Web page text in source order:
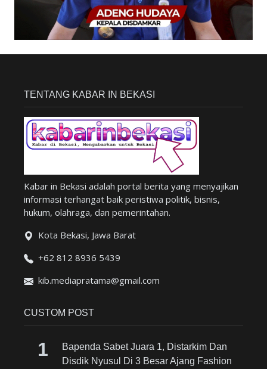
TENTANG KABAR IN BEKASI
Kabar in Bekasi adalah portal berita yang menyajikan
informasi terhangat baik peristiwa politik, bisnis,
hukum, olahraga, dan pemerintahan.
Kota Bekasi, Jawa Barat
+62 812 8936 5439
kib.mediapratama@gmail.com
CUSTOM POST
Bapenda Sabet Juara 1, Distarkim Dan
Disdik Nyusul Di 3 Besar Ajang Fashion